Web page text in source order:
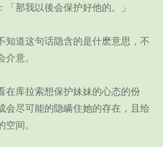
那我以後会保护好他的。」
道这句话隐含的是什麽意思，不
意。
库拉索想保护妹妹的心态的份
会尽可能的隐瞒住她的存在，且给
间。